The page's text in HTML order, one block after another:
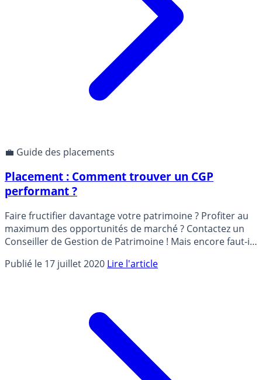
💼 Guide des placements
Placement : Comment trouver un CGP
performant ?
Faire fructifier davantage votre patrimoine ? Profiter au
maximum des opportunités de marché ? Contactez un
Conseiller de Gestion de Patrimoine ! Mais encore faut-il
permettront de choisir au mieux.
Publié le 17 juillet 2020 Lire l'article